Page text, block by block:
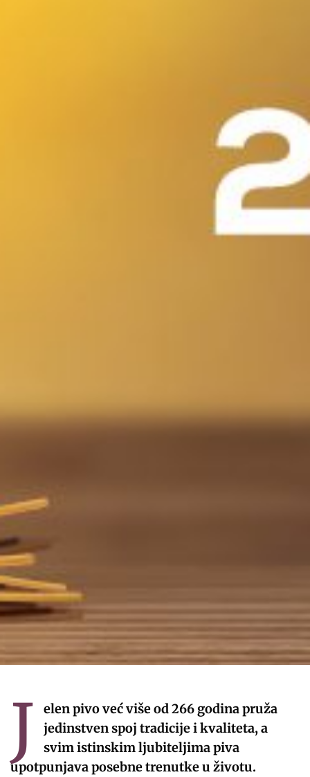
J
elen pivo već više od 266 godina pruža
jedinstven spoj tradicije i kvaliteta, a
svim istinskim ljubiteljima piva
upotpunjava posebne trenutke u životu.